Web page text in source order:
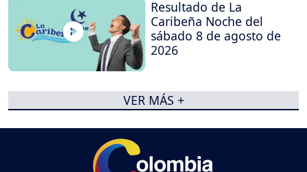
Resultado de La
Caribeña Noche del
sábado 8 de agosto de
2026
VER MÁS +